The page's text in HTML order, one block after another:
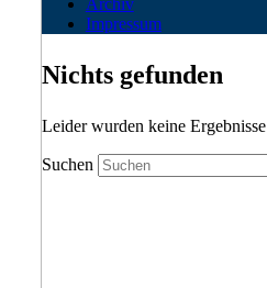
Archiv
Impressum
Nichts gefunden
Leider wurden keine
Suchen